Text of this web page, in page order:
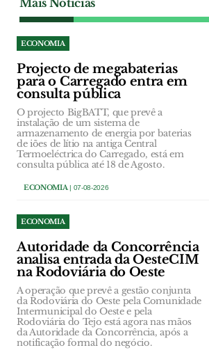
Mais Notícias
ECONOMIA
Projecto de megabaterias
para o Carregado entra em
consulta pública
O projecto BigBATT, que prevê a
instalação de um sistema de
armazenamento de energia por baterias
de iões de lítio na antiga Central
Termoeléctrica do Carregado, está em
consulta pública até 18 de Agosto.
ECONOMIA| 07-08-2026
ECONOMIA
Autoridade da Concorrência
analisa entrada da OesteCIM
na Rodoviária do Oeste
A operação que prevê a gestão conjunta
da Rodoviária do Oeste pela Comunidade
Intermunicipal do Oeste e pela
Rodoviária do Tejo está agora nas mãos
da Autoridade da Concorrência, após a
notificação formal do negócio.